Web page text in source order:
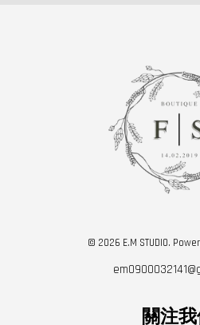
© 2026 E.M STUDIO.
關注